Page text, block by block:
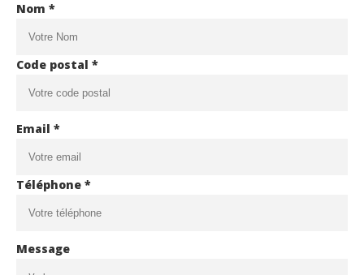
Nom *
Code postal *
Email *
Téléphone *
Message